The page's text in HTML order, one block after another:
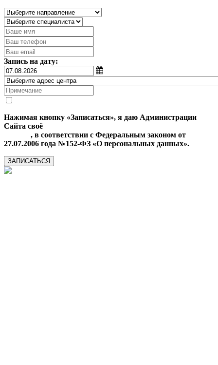
Запись на дату:
Нажимая кнопку «Записаться», я даю Администрации
Сайта своё
, в соответствии с Федеральным законом от
27.07.2006 года №152-ФЗ «О персональных данных».
ЗАПИСАТЬСЯ